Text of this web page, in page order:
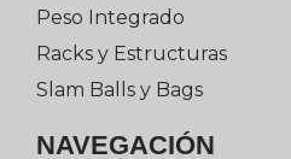
Peso Integrado
Racks y Estructuras
Slam Balls y Bags
NAVEGACIÓN